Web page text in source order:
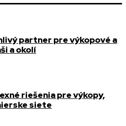
partner pre výkopové a
a okolí
riešenia pre výkopy,
siete